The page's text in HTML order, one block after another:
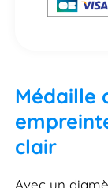
Médaille
clair
Avec un